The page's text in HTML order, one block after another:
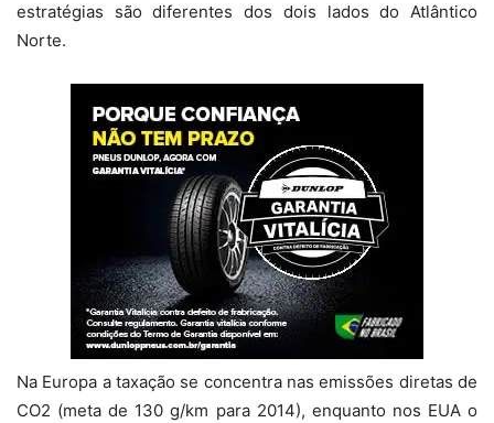
estratégias são diferentes dos dois lados do Atlântico
Norte.
Na Europa a taxação se concentra nas emissões diretas de
CO2 (meta de 130 g/km para 2014), enquanto nos EUA o